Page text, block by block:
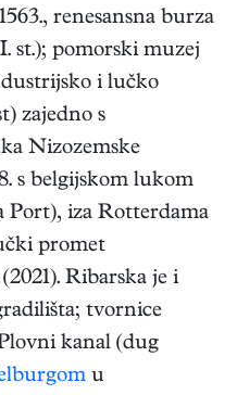
renesansna burza
st.); pomorski muzej
i lučko
zajedno s
Nizozemske
s belgijskom lukom
Port), iza Rotterdama
promet
Ribarska je i
tvornice
kanal (dug
u